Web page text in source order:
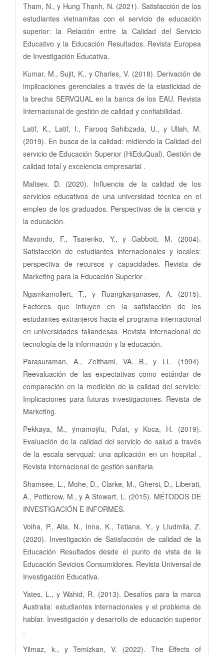
Tham, N., y Hung Thanh, N. (2021). Satisfacción de los
estudiantes vietnamitas con el servicio de educación
superior: la Relación entre la Calidad del Servicio
Educativo y la Educación Resultados. Revista Europea
de Investigación Educativa.
Kumar, M., Sujit, K., y Charles, V. (2018). Derivación de
implicaciones gerenciales a través de la elasticidad de
la brecha SERVQUAL en la banca de los EAU. Revista
Internacional de gestión de calidad y confiabilidad.
Latif, K., Latif, I., Farooq Sahibzada, U., y Ullah, M.
(2019). En busca de la calidad: midiendo la Calidad del
servicio de Educación Superior (HiEduQual). Gestión de
calidad total y excelencia empresarial .
Maltsev, D. (2020). Influencia de la calidad de los
servicios educativos de una universidad técnica en el
empleo de los graduados. Perspectivas de la ciencia y
la educación.
Mavondo, F., Tsarenko, Y., y Gabbott, M. (2004).
Satisfacción de estudiantes internacionales y locales:
perspectiva de recursos y capacidades. Revista de
Marketing para la Educación Superior .
Ngamkamollert, T., y Ruangkanjanases, A. (2015).
Factores que influyen en la satisfacción de los
estudaintes extranjeros hacia el programa internacional
en universidades tailandesas. Revista internacional de
tecnología de la información y la educación.
Parasuraman, A., Zeithaml, VA, B., y LL. (1994).
Reevaluación de las expectativas como estándar de
comparación en la medición de la calidad del servicio:
Implicaciones para futuras investigaciones. Revista de
Marketing.
Pekkaya, M., ÿmamoÿlu, Pulat, y Koca, H. (2019).
Evaluación de la calidad del servicio de salud a través
de la escala servqual: una aplicación en un hospital .
Revista internacional de gestión sanitaria.
Shamsee, L., Mohe, D., Clarke, M., Ghersi, D., Liberati,
A., Petticrew, M., y A Stewart, L. (2015). MÉTODOS DE
INVESTIGACIÓN E INFORMES.
Volha, P., Alla, N., Inna, K., Tetiana, Y., y Liudmila, Z.
(2020). Investigación de Satisfacción de calidad de la
Educación Resultados desde el punto de vista de la
Educación Sevicios Consumidores. Revista Universal de
Investigación Educativa.
Yates, L., y Wahid, R. (2013). Desafíos para la marca
Australia: estudiantes internacionales y el problema de
hablar. Investigación y desarrollo de educación superior
.
Yilmaz, k., y Temizkan, V. (2022). The Effects of